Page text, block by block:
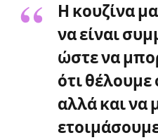
Η κουζίνα
να είναι
ώστε να
ότι
αλλά και να